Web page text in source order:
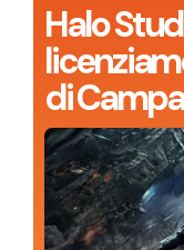
Halo
di